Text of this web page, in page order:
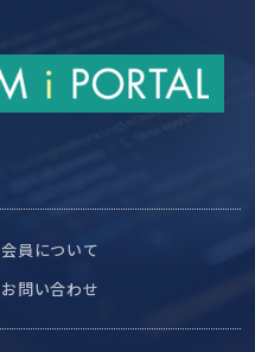
会員について
お問い合わせ